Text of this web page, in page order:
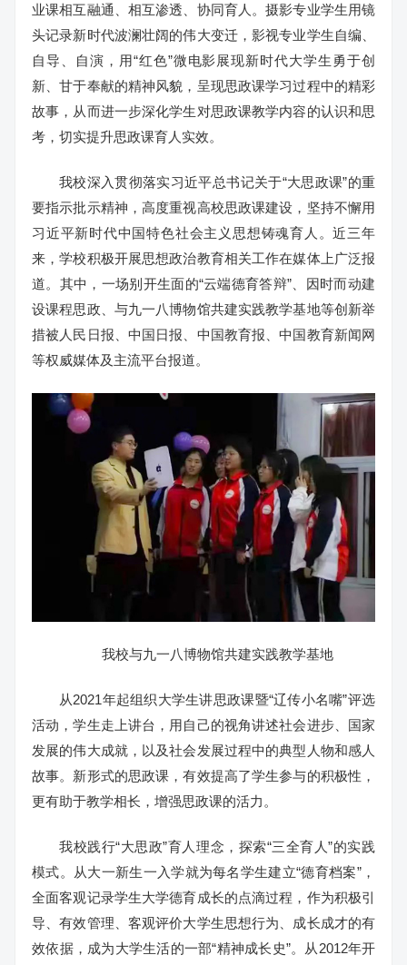
业课相互融通、相互渗透、协同育人。摄影专业学生用镜
头记录新时代波澜壮阔的伟大变迁，影视专业学生自编、
自导、自演，用“红色”微电影展现新时代大学生勇于创
新、甘于奉献的精神风貌，呈现思政课学习过程中的精彩
故事，从而进一步深化学生对思政课教学内容的认识和思
考，切实提升思政课育人实效。
我校深入贯彻落实习近平总书记关于“大思政课”的重
要指示批示精神，高度重视高校思政课建设，坚持不懈用
习近平新时代中国特色社会主义思想铸魂育人。近三年
来，学校积极开展思想政治教育相关工作在媒体上广泛报
道。其中，一场别开生面的“云端德育答辩”、因时而动建
设课程思政、与九一八博物馆共建实践教学基地等创新举
措被人民日报、中国日报、中国教育报、中国教育新闻网
等权威媒体及主流平台报道。
我校与九一八博物馆共建实践教学基地
从2021年起组织大学生讲思政课暨“辽传小名嘴”评选
活动，学生走上讲台，用自己的视角讲述社会进步、国家
发展的伟大成就，以及社会发展过程中的典型人物和感人
故事。新形式的思政课，有效提高了学生参与的积极性，
更有助于教学相长，增强思政课的活力。
我校践行“大思政”育人理念，探索“三全育人”的实践
模式。从大一新生一入学就为每名学生建立“德育档案”，
全面客观记录学生大学德育成长的点滴过程，作为积极引
导、有效管理、客观评价大学生思想行为、成长成才的有
效依据，成为大学生活的一部“精神成长史”。从2012年开